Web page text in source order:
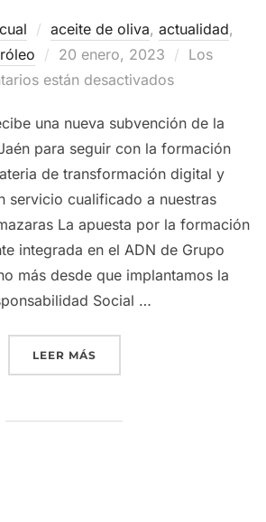
aceite de oliva, actualidad,
Publicado
el
20 enero, 2023
Los
están desactivados
una nueva subvención de la
para seguir con la formación
de transformación digital y
servicio cualificado a nuestras
La apuesta por la formación
integrada en el ADN de Grupo
más desde que implantamos la
Social …
LEER MÁS«GRUPO INTERÓLEO